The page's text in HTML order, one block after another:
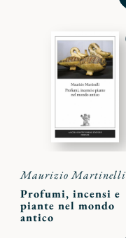
Maurizio Martinelli
Profumi, incensi e
piante nel mondo
antico